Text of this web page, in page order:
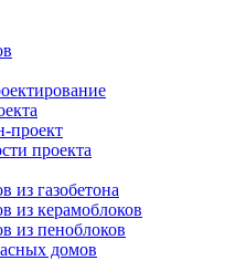
проект
проекта
из газобетона
из керамоблоков
из пеноблоков
домов